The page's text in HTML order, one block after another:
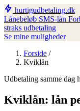
hurtigudbetaling.dk
Lånebeløb SMS-lån
straks udbetaling
Se mine muligheder
Forside /
Kviklån
Udbetaling samme dag
Kviklån: lån